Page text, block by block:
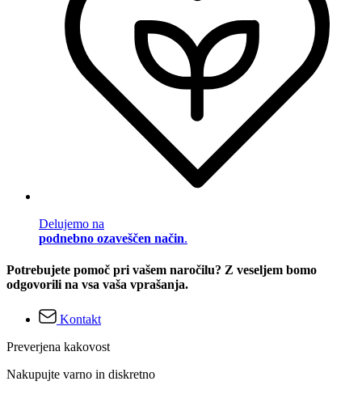
Delujemo na
podnebno ozaveščen način.
Potrebujete pomoč pri vašem naročilu? Z veseljem bomo
odgovorili na vsa vaša vprašanja.
Kontakt
Preverjena kakovost
Nakupujte varno in diskretno